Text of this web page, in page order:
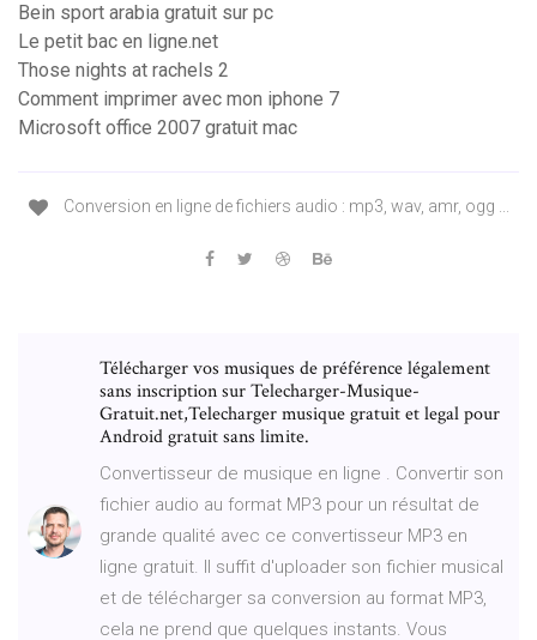
Bein sport arabia gratuit sur pc
Le petit bac en ligne.net
Those nights at rachels 2
Comment imprimer avec mon iphone 7
Microsoft office 2007 gratuit mac
Conversion en ligne de fichiers audio : mp3, wav, amr, ogg ...
Télécharger vos musiques de préférence légalement
sans inscription sur Telecharger-Musique-
Gratuit.net,Telecharger musique gratuit et legal pour
Android gratuit sans limite.
Convertisseur de musique en ligne . Convertir son
fichier audio au format MP3 pour un résultat de
grande qualité avec ce convertisseur MP3 en
ligne gratuit. Il suffit d'uploader son fichier musical
et de télécharger sa conversion au format MP3,
cela ne prend que quelques instants. Vous